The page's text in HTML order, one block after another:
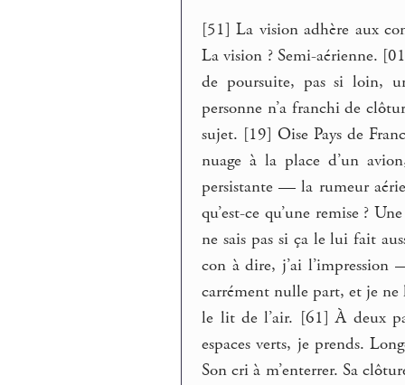
[51] La vision adhère aux
La vision ? Semi-aérienne.
de poursuite, pas si loin,
personne n’a franchi de
sujet. [19] Oise Pays de
nuage à la place d’un
persistante — la rumeur
qu’est-ce qu’une remise ?
ne sais pas si ça le lui fait
con à dire, j’ai
carrément nulle part, et je ne
le lit de l’air. [61] À deux
espaces verts, je prends.
Son cri à m’enterrer. Sa